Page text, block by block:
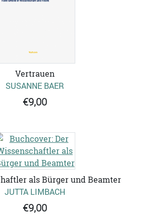
Vertrauen
SUSANNE BAER
€9,00
als Bürger und Beamter
JUTTA LIMBACH
€9,00